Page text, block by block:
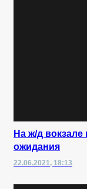
На ж/д
ожидания
22.06.2021, 18:13